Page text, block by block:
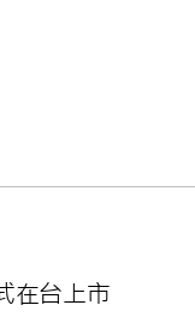
在台上市